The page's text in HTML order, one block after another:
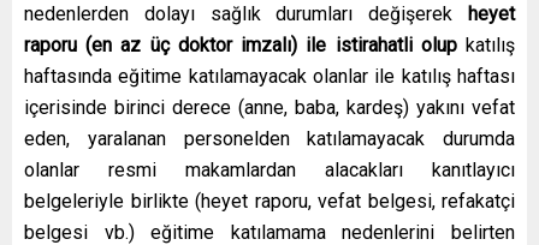
nedenlerden dolayı sağlık durumları değişerek heyet
raporu (en az üç doktor imzalı) ile istirahatli olupkatılış
haftasında eğitime katılamayacak olanlar ile katılış haftası
içerisinde birinci derece (anne, baba, kardeş) yakını vefat
eden, yaralanan personelden katılamayacak durumda
olanlar resmi makamlardan alacakları kanıtlayıcı
belgeleriyle birlikte (heyet raporu, vefat belgesi, refakatçi
belgesi vb.) eğitime katılamama nedenlerini belirten